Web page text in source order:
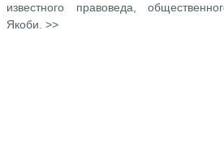
известного правоведа,
Якоби. >>